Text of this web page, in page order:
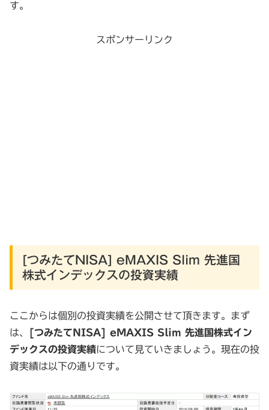
す。
スポンサーリンク
[つみたてNISA] eMAXIS Slim 先進国
株式インデックスの投資実績
ここからは個別の投資実績を公開させて頂きます。まず
は、
[つみたてNISA] eMAXIS Slim 先進国株式イン
デックスの投資実績について見ていきましょう。現在の投
資実績は以下の通りです。